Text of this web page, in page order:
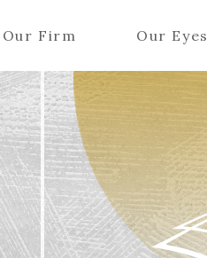
Our Firm Our Eyes